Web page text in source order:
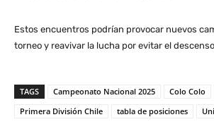
Estos encuentros podrían provocar nuevos
torneo y reavivar la lucha por evitar el
TAGS Campeonato Nacional 2025 Colo Colo
Primera División Chile
tabla de posiciones